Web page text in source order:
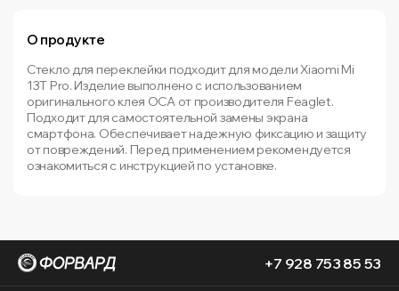
О продукте
Стекло для переклейки подходит для модели Xiaomi Mi
13T Pro. Изделие выполнено с использованием
оригинального клея OCA от производителя Feaglet.
Подходит для самостоятельной замены экрана
смартфона. Обеспечивает надежную фиксацию и защиту
от повреждений. Перед применением рекомендуется
ознакомиться с инструкцией по установке.
+7 928 753 85 53